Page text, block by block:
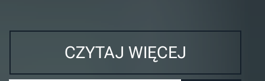
CZYTAJ WIĘCEJ